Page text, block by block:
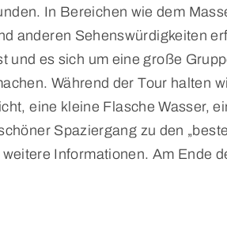
In Bereichen wie dem
anderen Sehenswürdigkeiten
und es sich um eine große
Während der Tour halten
eine kleine Flasche Wasser,
Spaziergang zu den
Informationen. Am Ende